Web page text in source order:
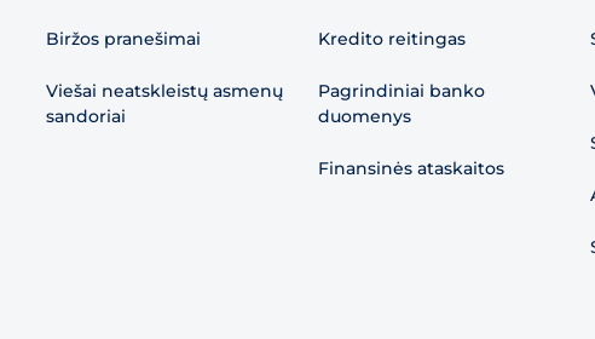
Biržos pranešimai
Viešai neatskleistų asmenų
sandoriai
Kredito reitingas
Pagrindiniai banko
duomenys
Finansinės ataskaitos